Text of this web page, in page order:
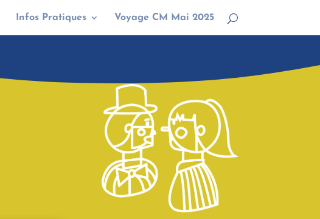
Infos Pratiques Voyage CM Mai 2025